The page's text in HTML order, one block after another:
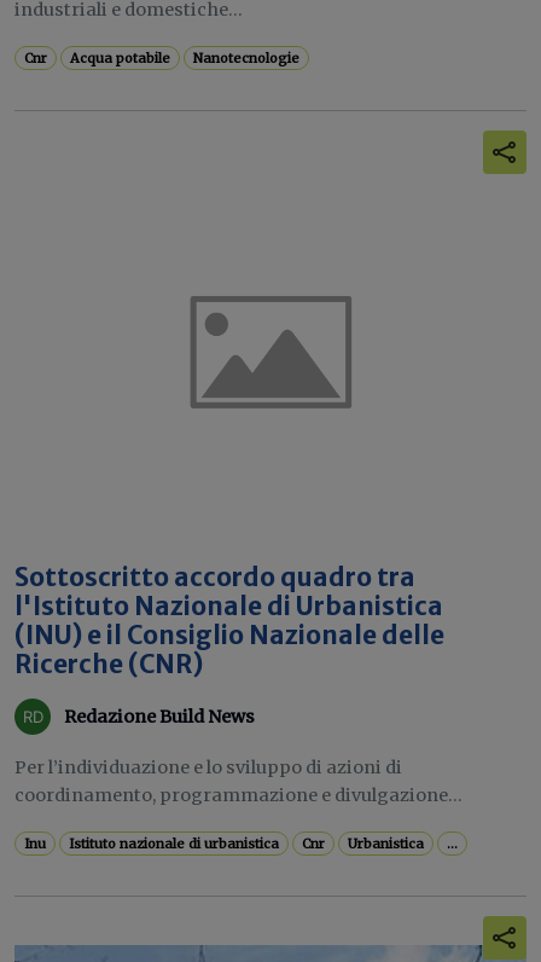
industriali e domestiche...
Cnr Acqua potabile Nanotecnologie
Sottoscritto accordo quadro tra
l'Istituto Nazionale di Urbanistica
(INU) e il Consiglio Nazionale delle
Ricerche (CNR)
Redazione Build News
Per l’individuazione e lo sviluppo di azioni di
coordinamento, programmazione e divulgazione...
Inu Istituto nazionale di urbanistica Cnr Urbanistica ...